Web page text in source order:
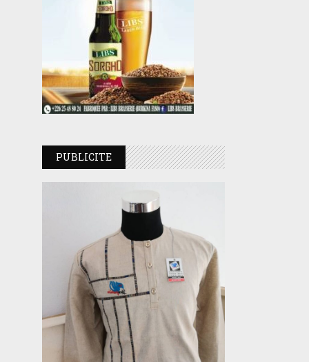
PUBLICITE